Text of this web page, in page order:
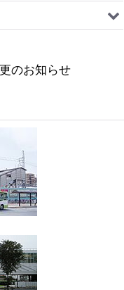
のお知らせ